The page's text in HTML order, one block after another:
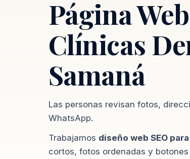
Página
Clínicas
Samaná
Las personas revisan fotos,
WhatsApp.
Trabajamos diseño web SEO
cortos, fotos ordenadas y